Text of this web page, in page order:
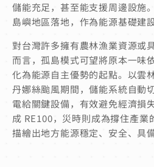
儲能充足，甚至能支援周邊設施
島嶼地區落地，作為能源基礎建
對台灣許多擁有農林漁業資源或
而言，孤島模式可望將原本一味
化為能源自主優勢的起點。以雲
丹娜絲颱風期間，儲能系統自動
電給關鍵設備，有效避免經濟損
成 RE100，災時則成為撐住產
描繪出地方能源穩定、安全、具